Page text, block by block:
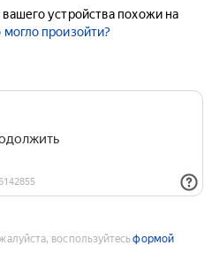
устройства похожи на
произойти?
воспользуйтесьформой